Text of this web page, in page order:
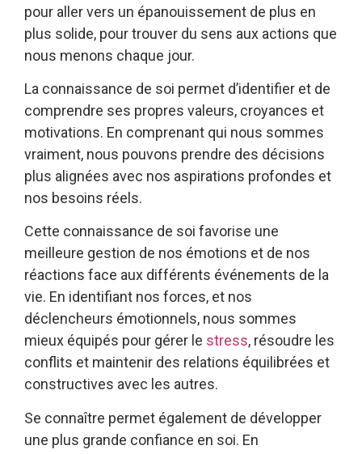
pour aller vers un épanouissement de plus en
plus solide, pour trouver du sens aux actions que
nous menons chaque jour.
La connaissance de soi permet d’identifier et de
comprendre ses propres valeurs, croyances et
motivations. En comprenant qui nous sommes
vraiment, nous pouvons prendre des décisions
plus alignées avec nos aspirations profondes et
nos besoins réels.
Cette connaissance de soi favorise une
meilleure gestion de nos émotions et de nos
réactions face aux différents événements de la
vie. En identifiant nos forces, et nos
déclencheurs émotionnels, nous sommes
mieux équipés pour gérer le stress, résoudre les
conflits et maintenir des relations équilibrées et
constructives avec les autres.
Se connaître permet également de développer
une plus grande confiance en soi. En